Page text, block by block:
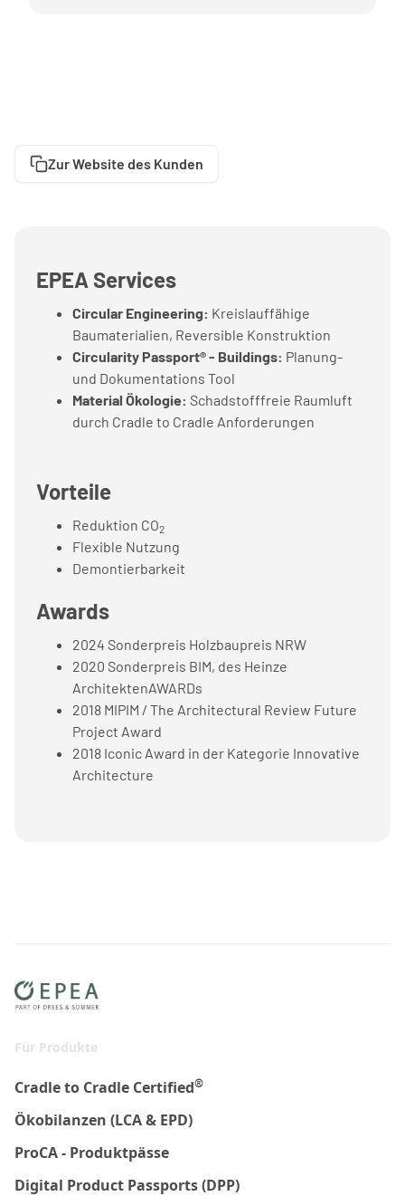
Zur Website des Kunden
EPEA Services
Circular Engineering: Kreislauffähige
Baumaterialien, Reversible Konstruktion
Circularity Passport® - Buildings: Planung-
und Dokumentations Tool
Material Ökologie: Schadstofffreie Raumluft
durch Cradle to Cradle Anforderungen
Vorteile
Reduktion CO2
Flexible Nutzung
Demontierbarkeit
Awards
2024 Sonderpreis Holzbaupreis NRW
2020 Sonderpreis BIM, des Heinze
ArchitektenAWARDs
2018 MIPIM / The Architectural Review Future
Project Award
2018 Iconic Award in der Kategorie Innovative
Architecture
Für Produkte
Cradle to Cradle Certified®
Ökobilanzen (LCA & EPD)
ProCA - Produktpässe
Digital Product Passports (DPP)